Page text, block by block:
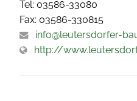
Tel: 03586-33080
Fax: 03586-330815
info@leutersdorfer-
http://